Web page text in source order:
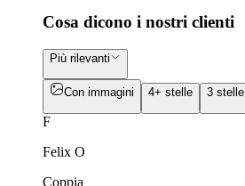
Cosa dicono i nostri clienti
Più rilevanti
Con immagini 4+ stelle 3 stelle
F
Felix O
Coppia